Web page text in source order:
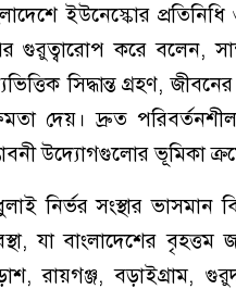
ইউনেস্কোর
গুরুত্বারোপ করে বলেন,
সিদ্ধান্ত গ্রহণ,
দেয়। দ্রুত
উদ্যোগগুলোর ভূমিকা
নির্ভর সংস্থার ভাসমান
যা বাংলাদেশের
রায়গঞ্জ, বড়াইগ্রাম,